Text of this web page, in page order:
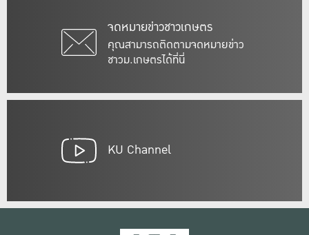
จดหมายข่าวชาวเกษตร
คุณสามารถติดตามจดหมายข่าว
ชาวม.เกษตรได้ที่นี่
KU Channel